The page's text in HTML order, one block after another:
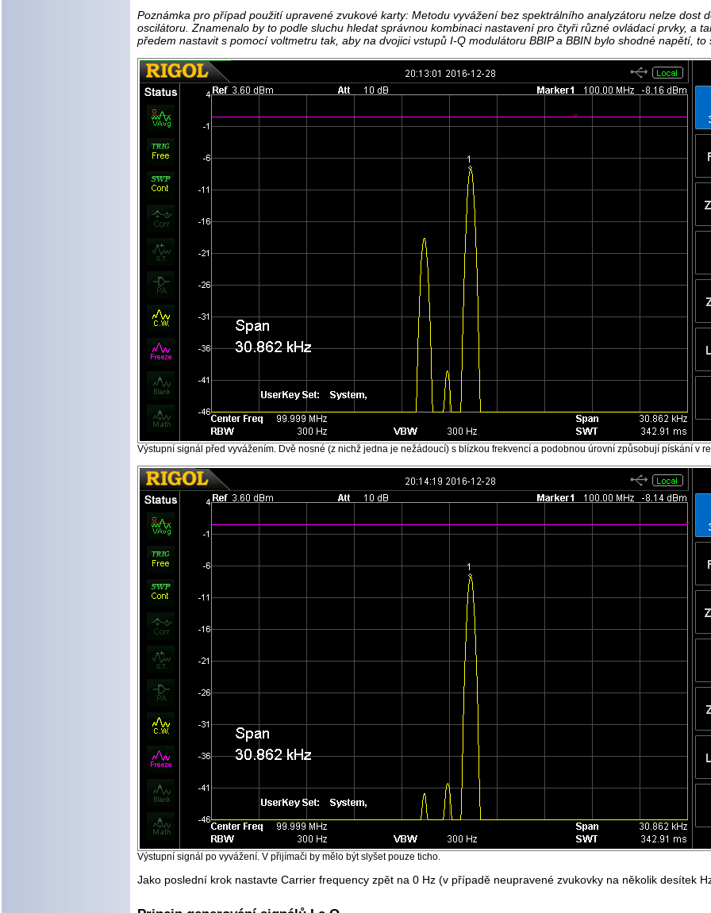
Poznámka pro případ použití upravené zvukové karty: Metodu vyvážení bez spektrálního analyzátoru nelze dost
oscilátoru. Znamenalo by to podle sluchu hledat správnou kombinaci nastavení pro čtyři různé ovládací prvky, a
předem nastavit s pomocí voltmetru tak, aby na dvojici vstupů I-Q modulátoru BBIP a BBIN bylo shodné napětí, to
Výstupní signál před vyvážením. Dvě nosné (z nichž jedna je nežádoucí) s blízkou frekvencí a podobnou úrovní způsobují pískání v
Výstupní signál po vyvážení. V přijímači by mělo být slyšet pouze ticho.
Jako poslední krok nastavte Carrier frequency zpět na 0 Hz (v případě neupravené zvukovky na několik desítek